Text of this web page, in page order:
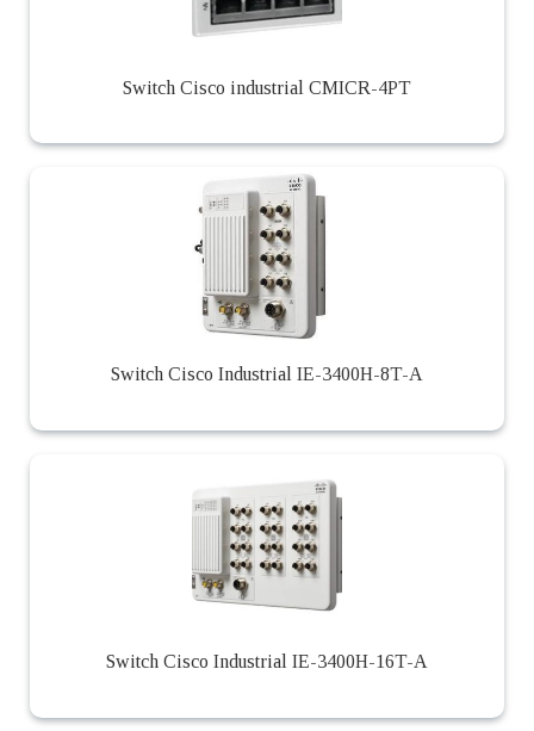
Switch Cisco industrial CMICR-4PT
Switch Cisco Industrial IE-3400H-8T-A
Switch Cisco Industrial IE-3400H-16T-A